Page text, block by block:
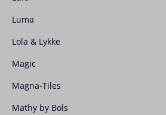
Luma
Lola & Lykke
Magic
Magna-Tiles
Mathy by Bols